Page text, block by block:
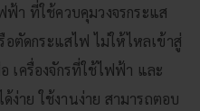
า ที่ใช้ควบคุมวงจรกระแส
ตัดกระแสไฟ ไม่ให้ไหลเข้าสู่
เครื่องจักรที่ใช้ไฟฟ้า และ
าย ใช้งานง่าย สามารถตอบ